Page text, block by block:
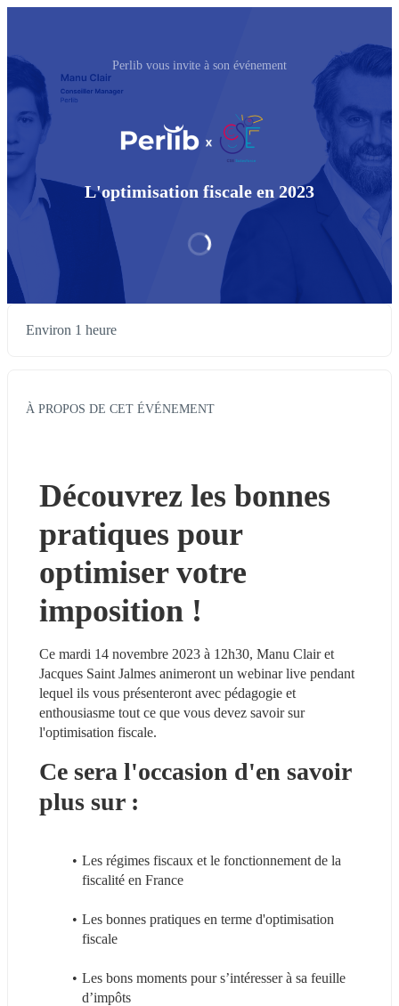
Perlib vous invite à son événement
L'optimisation fiscale en 2023
Environ 1 heure
À PROPOS DE CET ÉVÉNEMENT
Découvrez les bonnes
pratiques pour
optimiser votre
imposition !
Ce mardi 14 novembre 2023 à 12h30, Manu Clair et
Jacques Saint Jalmes animeront un webinar live pendant
lequel ils vous présenteront avec pédagogie et
enthousiasme tout ce que vous devez savoir sur
l'optimisation fiscale.
Ce sera l'occasion d'en savoir
plus sur :
Les régimes fiscaux et le fonctionnement de la
fiscalité en France
Les bonnes pratiques en terme d'optimisation
fiscale
Les bons moments pour s’intéresser à sa feuille
d’impôts